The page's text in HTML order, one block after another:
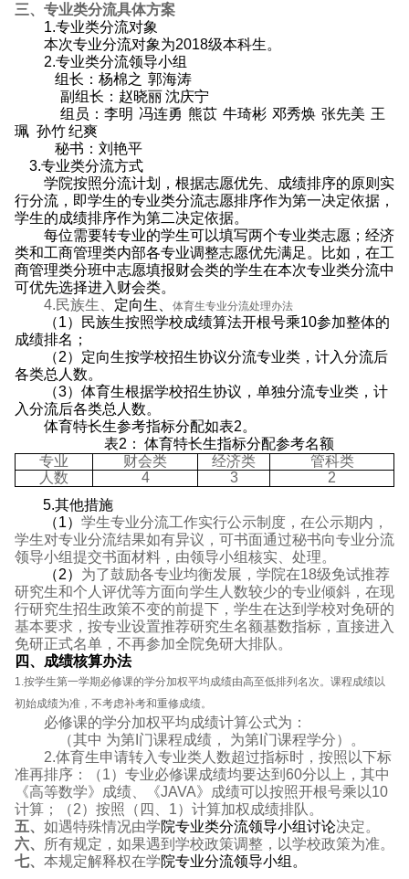
三、专业类分流具体方案
1.专业类分流对象
本次专业分流对象为2018级本科生。
2.专业类分流领导小组
组长：杨棉之 郭海涛
副组长：赵晓丽沈庆宁
组员：李明 冯连勇 熊苡 牛琦彬 邓秀焕 张先美 王
珮 孙竹纪爽
秘书：刘艳平
3.专业类分流方式
学院按照分流计划，根据志愿优先、成绩排序的原则实
行分流，即学生的专业类分流志愿排序作为第一决定依据，
学生的成绩排序作为第二决定依据。
每位需要转专业的学生可以填写两个专业类志愿；经济
类和工商管理类内部各专业调整志愿优先满足。比如，在工
商管理类分班中志愿填报财会类的学生在本次专业类分流中
可优先选择进入财会类。
4.民族生、 定向生、 体育生专业分流处理办法
（1）民族生按照学校成绩算法开根号乘10参加整体的
成绩排名；
（2）定向生按学校招生协议分流专业类，计入分流后
各类总人数。
（3）体育生根据学校招生协议，单独分流专业类，计
入分流后各类总人数。
体育特长生参考指标分配如表2。
表2 ： 体育特长生指标分配参考名额
专业
财会类 经济类
管科类
人数
4 3
2
5.其他措施
（1） 学生专业分流工作实行公示制度，在公示期内，
学生对专业分流结果如有异议，可书面通过秘书向专业分流
领导小组提交书面材料，由领导小组核实、处理。
（2） 为了鼓励各专业均衡发展，学院在18级免试推荐
研究生和个人评优等方面向学生人数较少的专业倾斜，在现
行研究生招生政策不变的前提下，学生在达到学校对免研的
基本要求，按专业设置推荐研究生名额基数指标，直接进入
免研正式名单，不再参加全院免研大排队。
四、成绩核算办法
1. 按学生第一学期必修课的学分加权平均成绩由高至低排列名次。课程成绩以
初始成绩为准，不考虑补考和重修成绩。
必修课的学分加权平均成绩计算公式为：
（其中 为第 门课程成绩， 为第 门课程学分）。
2.体育生申请转入专业类人数超过指标时，按照以下标
准再排序：（1）专业必修课成绩均要达到 60分以上，其中
《高等数学》成绩、《JAVA》成绩可以按照开根号乘以10
计算；（2）按照（四、 1）计算加权成绩排队。
五、 如遇特殊情况由学院专业类分流领导小组讨论决定。
六、
所有规定，如果遇到学校政策调整，以学校政策为准。
七、 本规定解释权在学院专业分流领导小组。